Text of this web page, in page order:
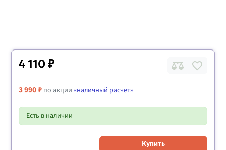
4 110 ₽
3 990 ₽ по акции«наличный расчет»
Есть в наличии
Купить